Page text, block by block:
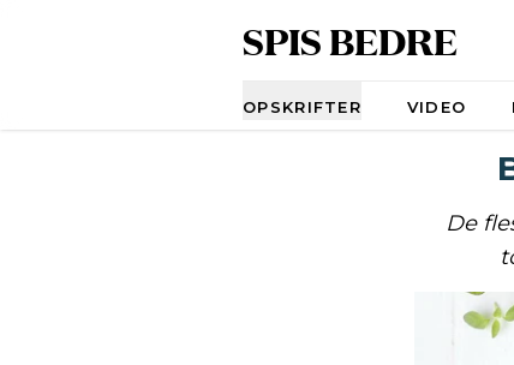
SPIS BEDRE
OPSKRIFTER VIDEO
De